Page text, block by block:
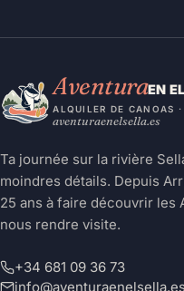
AventuraEN
ALQUILER DE CANOAS
aventuraenelsella.es
Ta journée sur la rivière
moindres détails. Depuis
25 ans à faire découvrir les
nous rendre visite.
+34 681 09 36 73
info@aventuraenelsella.es